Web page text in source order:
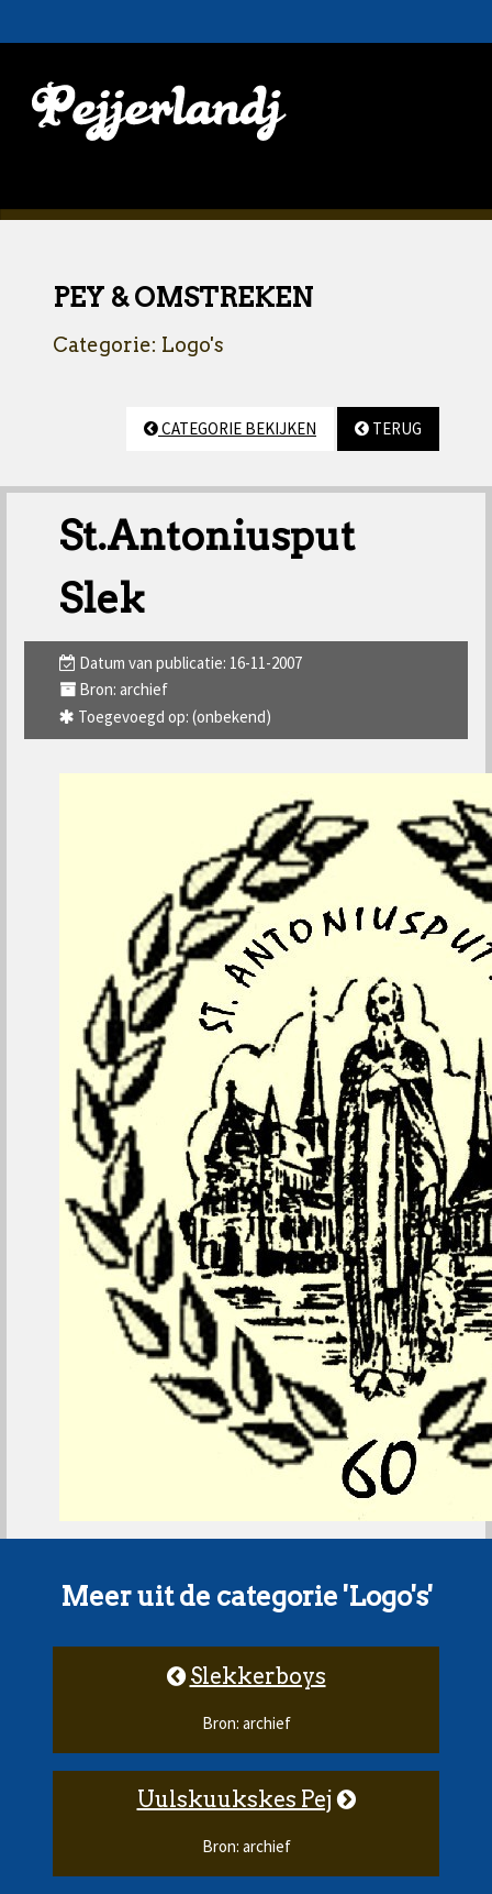
PEY & OMSTREKEN
Categorie: Logo's
CATEGORIE BEKIJKEN TERUG
St.Antoniusput
Slek
Datum van publicatie: 16-11-2007
Bron: archief
Toegevoegd op: (onbekend)
Meer uit de categorie 'Logo's'
Slekkerboys
Bron: archief
Uulskuukskes Pej
Bron: archief